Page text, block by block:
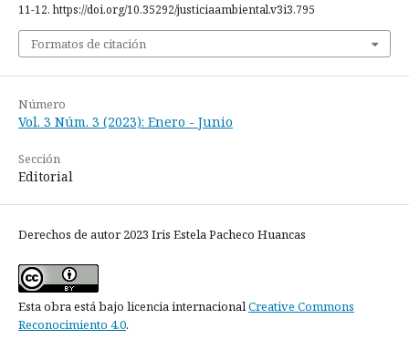
11-12. https://doi.org/10.35292/justiciaambiental.v3i3.795
Formatos de citación
Número
Vol. 3 Núm. 3 (2023): Enero - Junio
Sección
Editorial
Derechos de autor 2023 Iris Estela Pacheco Huancas
Esta obra está bajo licencia internacionalCreative Commons
Reconocimiento 4.0.